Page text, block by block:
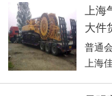
上海
大件
普通
上海